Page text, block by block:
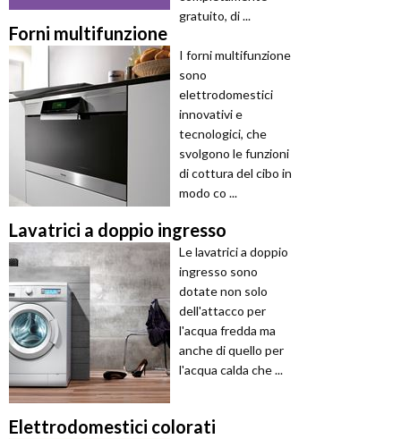
gratuito, di ...
Forni multifunzione
I forni multifunzione
sono
elettrodomestici
innovativi e
tecnologici, che
svolgono le funzioni
di cottura del cibo in
modo co ...
Lavatrici a doppio ingresso
Le lavatrici a doppio
ingresso sono
dotate non solo
dell'attacco per
l'acqua fredda ma
anche di quello per
l'acqua calda che ...
Elettrodomestici colorati